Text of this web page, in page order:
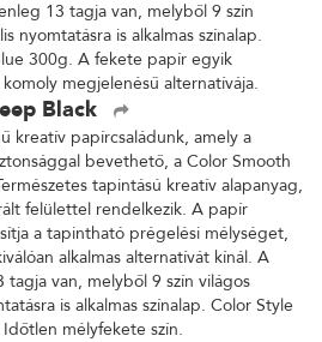
13 tagja van, melyből 9 szín
nyomtatásra is alkalmas színalap.
300g. A fekete papír egyik
megjelenésű alternatívája.
Black
kreatív papírcsaládunk, amely a
bevethető, a Color Smooth
tapintású kreatív alapanyag,
felülettel rendelkezik. A papír
a tapintható prégelési mélységet,
alkalmas alternatívát kínál. A
tagja van, melyből 9 szín világos
is alkalmas színalap. Color Style
mélyfekete szín.